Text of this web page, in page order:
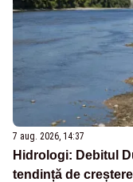
7 aug. 2026, 14:37
Hidrologi: Debitul
tendință de